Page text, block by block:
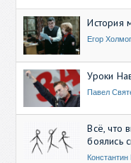
История
Егор
Уроки
Павел
Всё, что
боялись